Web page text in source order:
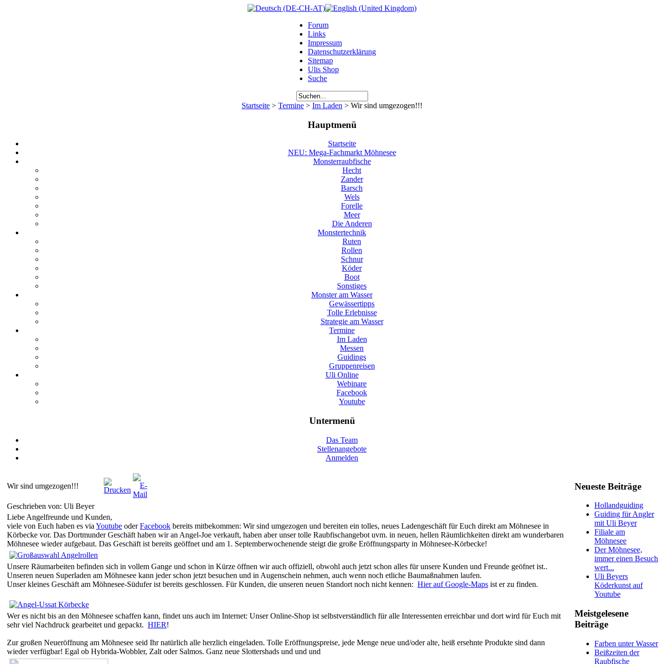
Forum
Links
Impressum
Datenschutzerklärung
Sitemap
Ulis Shop
Suche
Startseite > Termine > Im Laden > Wir sind umgezogen!!!
Hauptmenü
Startseite
NEU: Mega-Fachmarkt Möhnesee
Monsterraubfische
Hecht
Zander
Barsch
Wels
Forelle
Meer
Die Anderen
Monstertechnik
Ruten
Rollen
Schnur
Köder
Boot
Sonstiges
Monster am Wasser
Gewässertipps
Tolle Erlebnisse
Strategie am Wasser
Termine
Im Laden
Messen
Guidings
Gruppenreisen
Uli Online
Webinare
Facebook
Youtube
Untermenü
Das Team
Stellenangebote
Anmelden
Wir sind umgezogen!!!
Geschrieben von: Uli Beyer
Liebe Angelfreunde und Kunden,
viele von Euch haben es via Youtube oderFacebook bereits mitbekommen: Wir sind umgezogen und bereiten ein tolles, neues Ladengeschäft für Euch direkt am Möhnesee in
Körbecke vor. Das Dortmunder Geschäft haben wir an Angel-Joe verkauft, haben aber unser tolle Raubfischangebot uvm. in neuen, hellen Räumlichkeiten direkt am wunderbaren
Möhnesee wieder aufgebaut. Das Geschäft ist bereits geöffnet und am 1. Septemberwochenende steigt die große Eröffnungsparty in Möhnesee-Körbecke!
Unsere Räumarbeiten befinden sich in vollem Gange und schon in Kürze öffnen wir auch offiziell, obwohl auch jetzt schon alles für unsere Kunden und Freunde geöfnet ist..
Unseren neuen Superladen am Möhnesee kann jeder schon jetzt besuchen und in Augenschein nehmen, auch wenn noch etliche Baumaßnahmen laufen.
Unser kleines Geschäft am Möhnesee-Südufer ist bereits geschlossen. Für Kunden, die unseren neuen Standort noch nicht kennen: Hier auf Google-Maps ist er zu finden.
Wer es nicht bis an den Möhnesee schaffen kann, findet uns auch im Internet: Unser Online-Shop ist selbstverständlich für alle Interessenten erreichbar und dort wird für Euch mit
sehr viel Nachdruck gearbeitet und gepackt. HIER!
Zur großen Neueröffnung am Möhnesee seid Ihr natürlich alle herzlich eingeladen. Tolle Eröffnungspreise, jede Menge neue und/oder alte, heiß ersehnte Produkte sind dann
wieder verfügbar! Egal ob Hybrida-Wobbler, Zalt oder Salmos. Ganz neue Slottershads und und und
Neueste Beiträge
Hollandguiding
Guiding für Angler
mit Uli Beyer
Filiale am
Möhnesee
Der Möhnesee,
immer einen Besuch
wert...
Uli Beyers
Köderkunst auf
Youtube
Meistgelesene
Beiträge
Farben unter Wasser
Beißzeiten der
Raubfische